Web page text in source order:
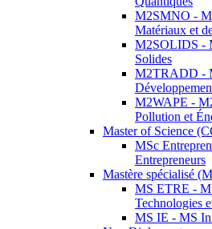
M2SMNO -
Matériaux et
M2SOLIDS -
Solides
M2TRADD -
M2WAPE -
Pollution et
Master of Science
MSc
Entrepreneurs
Mastère spécialisé
MS ETRE -
Technologies
MS IE - MS